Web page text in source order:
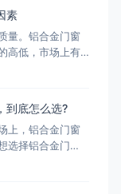
搭建了一个很好
沿线覆盖了65个
素
量。铝合金门窗
高低，市场上有
种为主材的材质
性强。 第二点：
产工艺。生产工
到底怎么选?
上，铝合金门窗
选择铝合金门
门窗开启形式、